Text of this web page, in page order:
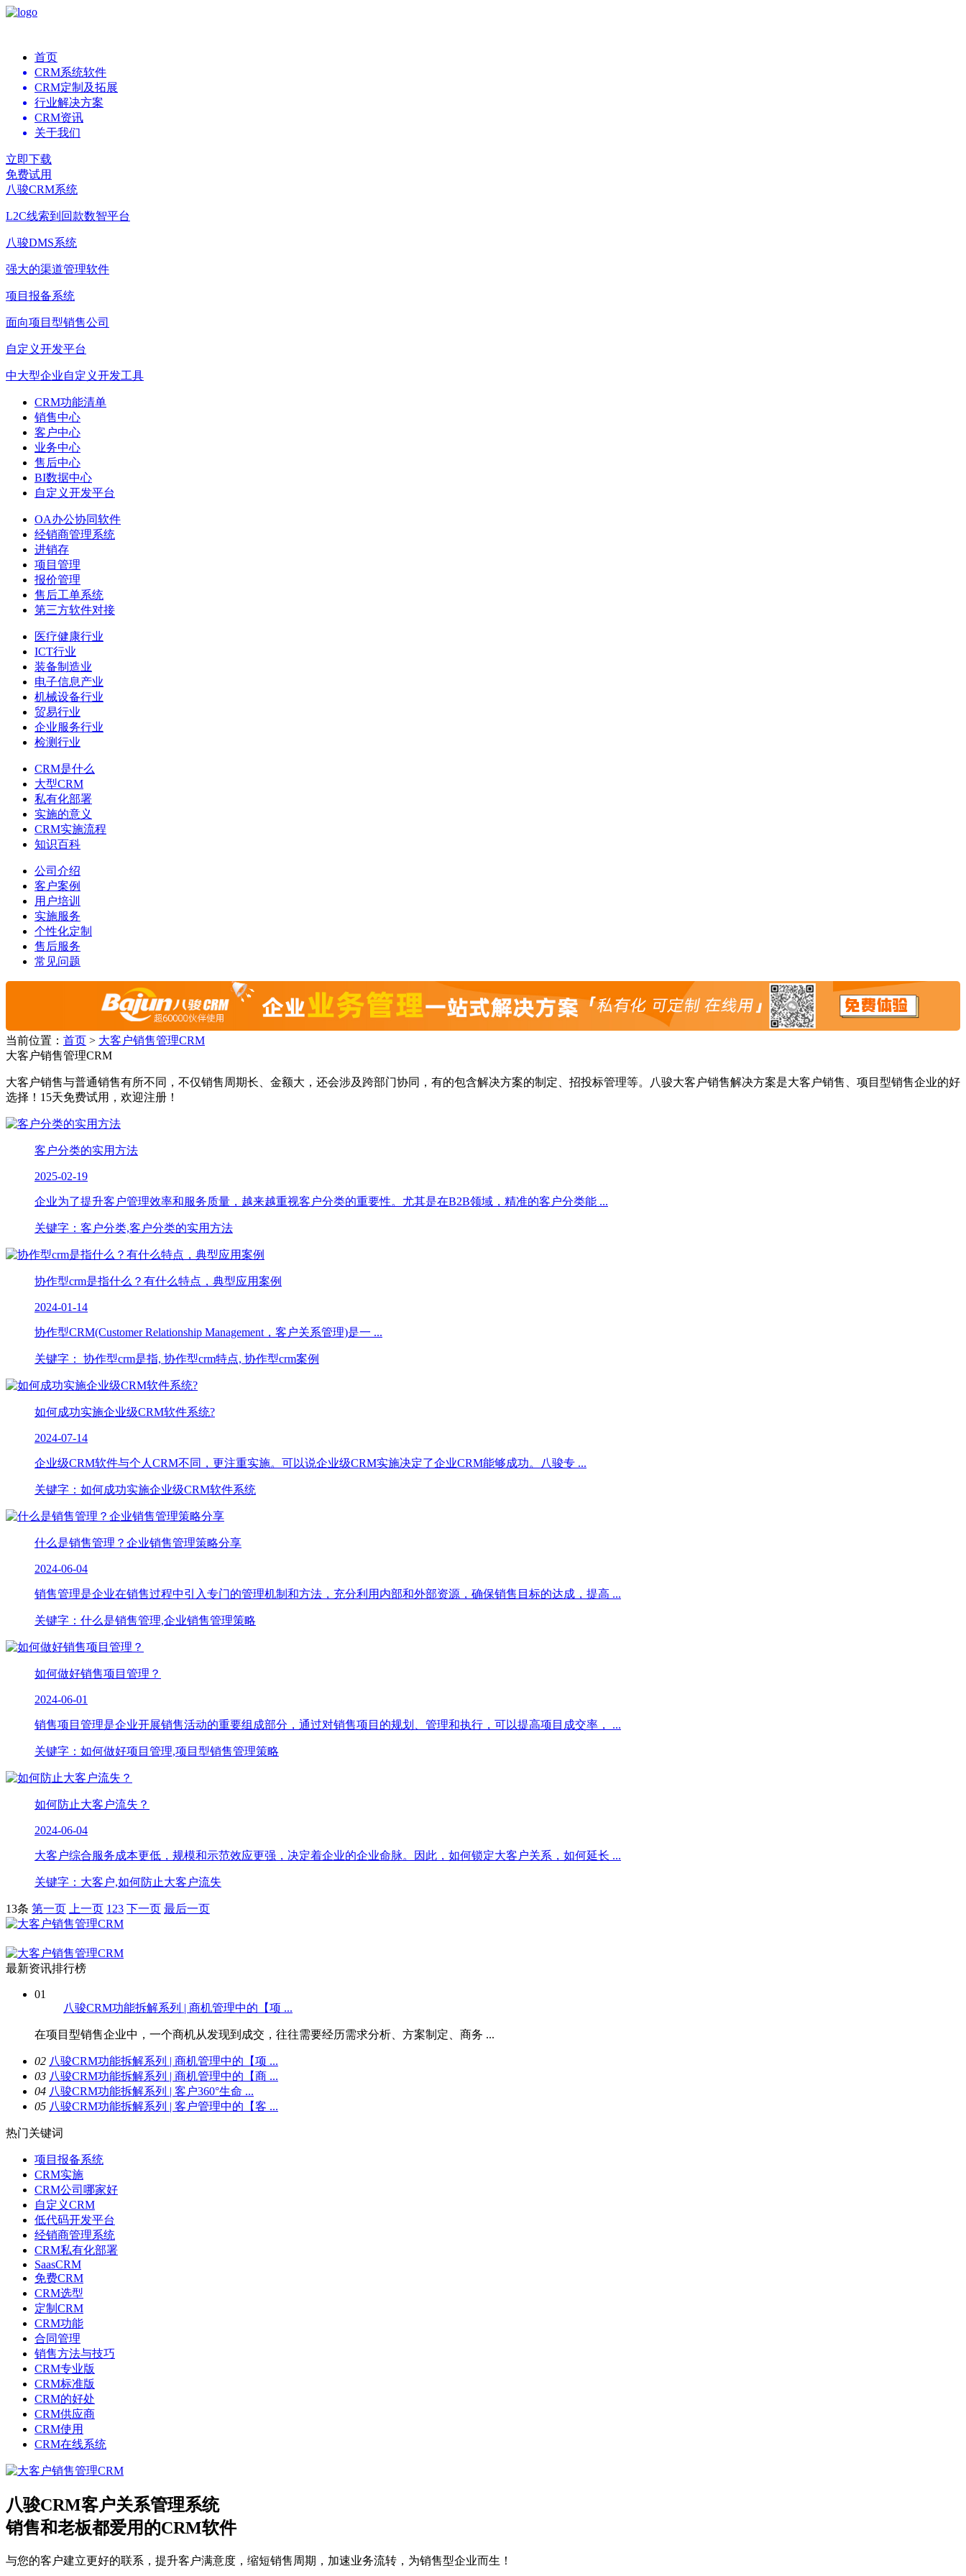
首页
CRM系统软件
CRM定制及拓展
行业解决方案
CRM资讯
关于我们
立即下载
免费试用
八骏CRM系统
L2C线索到回款数智平台
八骏DMS系统
强大的渠道管理软件
项目报备系统
面向项目型销售公司
自定义开发平台
中大型企业自定义开发工具
CRM功能清单
销售中心
客户中心
业务中心
售后中心
BI数据中心
自定义开发平台
OA办公协同软件
经销商管理系统
进销存
项目管理
报价管理
售后工单系统
第三方软件对接
医疗健康行业
ICT行业
装备制造业
电子信息产业
机械设备行业
贸易行业
企业服务行业
检测行业
CRM是什么
大型CRM
私有化部署
实施的意义
CRM实施流程
知识百科
公司介绍
客户案例
用户培训
实施服务
个性化定制
售后服务
常见问题
当前位置： 首页 > 大客户销售管理CRM
大客户销售管理CRM
大客户销售与普通销售有所不同，不仅销售周期长、金额大，还会涉及跨部门协同，有的包含解决方案的制定、招投标管理等。八骏大客户销售解决方案是大客户销售、项目型销售企业的好
选择！15天免费试用，欢迎注册！
客户分类的实用方法
2025-02-19
企业为了提升客户管理效率和服务质量，越来越重视客户分类的重要性。尤其是在B2B领域，精准的客户分类能 ...
关键字：客户分类,客户分类的实用方法
协作型crm是指什么？有什么特点，典型应用案例
2024-01-14
协作型CRM​(Customer Relationship Management，客户关系管理)是一 ...
关键字： 协作型crm是指, 协作型crm特点, 协作型crm案例
如何成功实施企业级CRM软件系统?
2024-07-14
企业级CRM软件与个人CRM不同，更注重实施。可以说企业级CRM实施决定了企业CRM能够成功。八骏专 ...
关键字：如何成功实施企业级CRM软件系统
什么是销售管理？企业销售管理策略分享
2024-06-04
销售管理是企业在销售过程中引入专门的管理机制和方法，充分利用内部和外部资源，确保销售目标的达成，提高 ...
关键字：什么是销售管理,企业销售管理策略
如何做好销售项目管理？
2024-06-01
销售项目管理是企业开展销售活动的重要组成部分，通过对销售项目的规划、管理和执行，可以提高项目成交率， ...
关键字：如何做好项目管理,项目型销售管理策略
如何防止大客户流失？
2024-06-04
大客户综合服务成本更低，规模和示范效应更强，决定着企业的企业命脉。因此，如何锁定大客户关系，如何延长 ...
关键字：大客户,如何防止大客户流失
13条 第一页 上一页 1 23 下一页 最后一页
最新资讯排行榜
01
八骏CRM功能拆解系列 | 商机管理中的【项 ...
在项目型销售企业中，一个商机从发现到成交，往往需要经历需求分析、方案制定、商务 ...
02 八骏CRM功能拆解系列 | 商机管理中的【项 ...
03 八骏CRM功能拆解系列 | 商机管理中的【商 ...
04 八骏CRM功能拆解系列 | 客户360°生命 ...
05 八骏CRM功能拆解系列 | 客户管理中的【客 ...
热门关键词
项目报备系统
CRM实施
CRM公司哪家好
自定义CRM
低代码开发平台
经销商管理系统
CRM私有化部署
SaasCRM
免费CRM
CRM选型
定制CRM
CRM功能
合同管理
销售方法与技巧
CRM专业版
CRM标准版
CRM的好处
CRM供应商
CRM使用
CRM在线系统
八骏CRM客户关系管理系统
销售和老板都爱用的CRM软件
与您的客户建立更好的联系，提升客户满意度，缩短销售周期，加速业务流转，为销售型企业而生！